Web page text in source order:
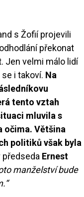
s Žofií projevili
překonat
Jen velmi málo lidí
i takoví. Na
tento vztah
mluvila s
očima. Většina
politiků však byla
Ernest
manželství bude